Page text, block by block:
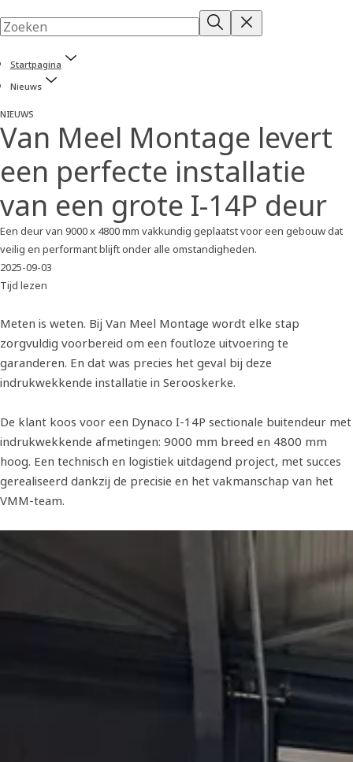
Startpagina
Nieuws
NIEUWS
Van Meel Montage levert
een perfecte installatie
van een grote I-14P deur
Een deur van 9000 x 4800 mm vakkundig geplaatst voor een gebouw dat
veilig en performant blijft onder alle omstandigheden.
2025-09-03
Tijd lezen
Meten is weten. Bij Van Meel Montage wordt elke stap
zorgvuldig voorbereid om een foutloze uitvoering te
garanderen. En dat was precies het geval bij deze
indrukwekkende installatie in Serooskerke.
De klant koos voor een Dynaco I-14P sectionale buitendeur met
indrukwekkende afmetingen: 9000 mm breed en 4800 mm
hoog. Een technisch en logistiek uitdagend project, met succes
gerealiseerd dankzij de precisie en het vakmanschap van het
VMM-team.